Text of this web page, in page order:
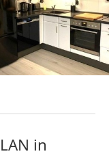
in